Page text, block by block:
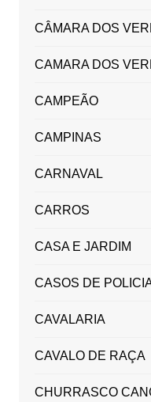
CÂMARA DOS
CAMARA DOS
CAMPEÃO
CAMPINAS
CARNAVAL
CARROS
CASA E JARDIM
CASOS DE
CAVALARIA
CAVALO DE RAÇA
CHURRASCO